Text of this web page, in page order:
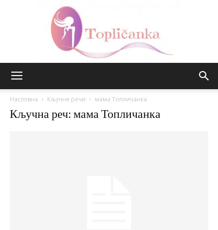
Насловна Кључне речи мама Топличанка
Кључна реч: мама Топличанка